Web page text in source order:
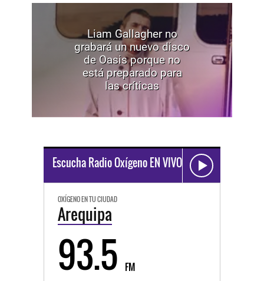
Liam Gallagher no
grabará un nuevo disco
de Oasis porque no
está preparado para
las críticas
Escucha Radio Oxígeno EN VIVO
OXÍGENO EN TU CIUDAD
Arequipa
93.5 FM